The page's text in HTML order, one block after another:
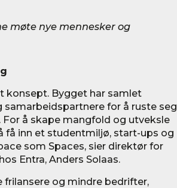
møte nye mennesker og
konsept. Bygget har samlet
samarbeidspartnere for å ruste seg
å skape mangfold og utveksle
få inn et studentmiljø, start-ups og
som Spaces, sier direktør for
Entra, Anders Solaas.
frilansere og mindre bedrifter,